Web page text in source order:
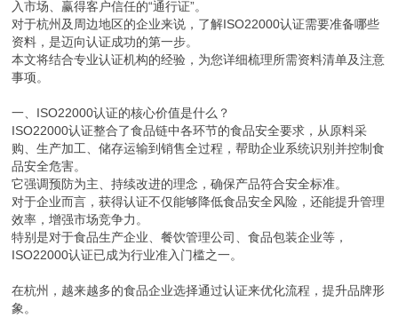
入市场、赢得客户信任的“通行证”。
对于杭州及周边地区的企业来说，了解ISO22000认证需要准备哪些
资料，是迈向认证成功的第一步。
本文将结合专业认证机构的经验，为您详细梳理所需资料清单及注意
事项。
一、ISO22000认证的核心价值是什么？
ISO22000认证整合了食品链中各环节的食品安全要求，从原料采
购、生产加工、储存运输到销售全过程，帮助企业系统识别并控制食
品安全危害。
它强调预防为主、持续改进的理念，确保产品符合安全标准。
对于企业而言，获得认证不仅能够降低食品安全风险，还能提升管理
效率，增强市场竞争力。
特别是对于食品生产企业、餐饮管理公司、食品包装企业等，
ISO22000认证已成为行业准入门槛之一。
在杭州，越来越多的食品企业选择通过认证来优化流程，提升品牌形
象。